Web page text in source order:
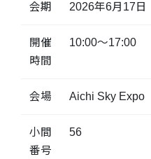
会期 2026年6月17日
開催
時間
10:00～17:00
会場 Aichi Sky Expo
小間
番号
56